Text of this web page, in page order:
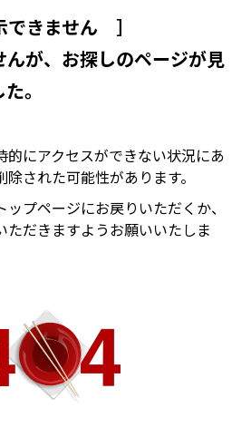
できません ］
んが、お探しのページが見
。
的にアクセスができない状況にあ
された可能性があります。
プページにお戻りいただくか、
ただきますようお願いいたしま